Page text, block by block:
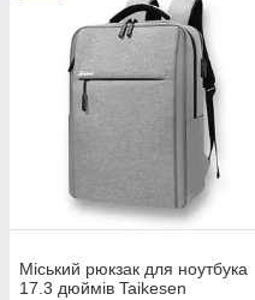
Міський рюкзак для ноутбука
17.3 дюймів Taikesen